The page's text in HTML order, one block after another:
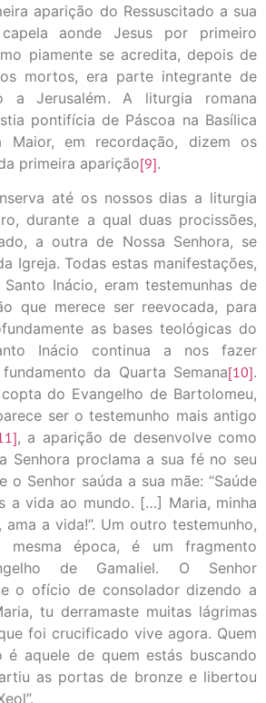
aparição do Ressuscitado a sua
aonde Jesus por primeiro
piamente se acredita, depois de
mortos, era parte integrante de
a Jerusalém. A liturgia romana
pontifícia de Páscoa na Basílica
Maior, em recordação, dizem os
primeira aparição[9].
até os nossos dias a liturgia
durante a qual duas procissões,
a outra de Nossa Senhora, se
Igreja. Todas estas manifestações,
Inácio, eram testemunhas de
que merece ser reevocada, para
as bases teológicas do
Inácio continua a nos fazer
da Quarta Semana[10].
do Evangelho de Bartolomeu,
ser o testemunho mais antigo
, a aparição de desenvolve como
Senhora proclama a sua fé no seu
o Senhor saúda a sua mãe: “Saúde
a vida ao mundo. […] Maria, minha
ama a vida!”. Um outro testemunho,
mesma época, é um fragmento
de Gamaliel. O Senhor
o ofício de consolador dizendo a
tu derramaste muitas lágrimas
foi crucificado vive agora. Quem
aquele de quem estás buscando
as portas de bronze e libertou